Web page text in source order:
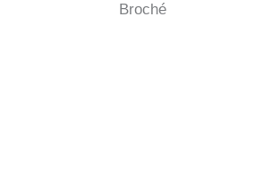
Broché